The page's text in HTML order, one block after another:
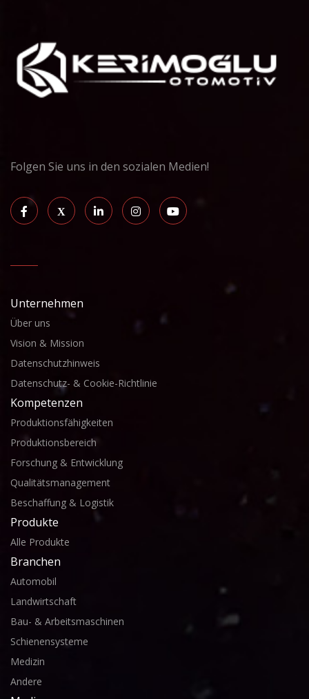
Folgen Sie uns in den sozialen Medien!
Unternehmen
Über uns
Vision & Mission
Datenschutzhinweis
Datenschutz- & Cookie-Richtlinie
Kompetenzen
Produktionsfähigkeiten
Produktionsbereich
Forschung & Entwicklung
Qualitätsmanagement
Beschaffung & Logistik
Produkte
Alle Produkte
Branchen
Automobil
Landwirtschaft
Bau- & Arbeitsmaschinen
Schienensysteme
Medizin
Andere